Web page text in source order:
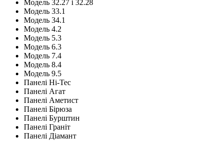
Модель 32.27 і 32.28
Модель 33.1
Модель 34.1
Модель 4.2
Модель 5.3
Модель 6.3
Модель 7.4
Модель 8.4
Модель 9.5
Панелі Hi-Tec
Панелі Агат
Панелі Аметист
Панелі Бірюза
Панелі Бурштин
Панелі Граніт
Панелі Діамант